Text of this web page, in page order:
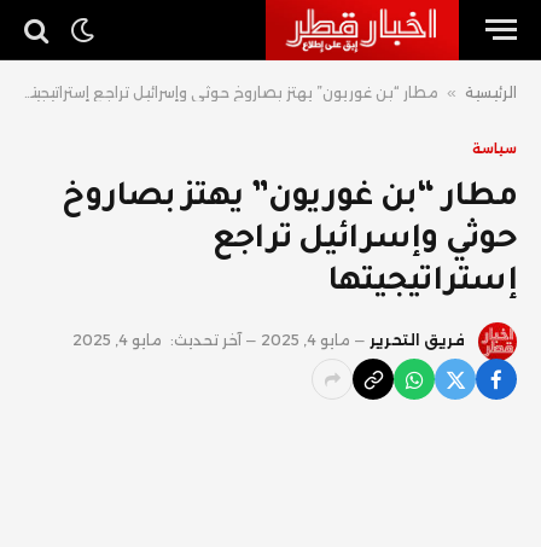
الرئيسية » مطار “بن غوريون” يهتز بصاروخ حوثي وإسرائيل تراجع إستراتيجيتها
سياسة
مطار “بن غوريون” يهتز بصاروخ
حوثي وإسرائيل تراجع
إستراتيجيتها
فريق التحرير مايو 4, 2025 آخر تحديث: مايو 4, 2025